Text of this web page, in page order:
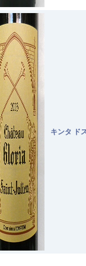
キンタ ド